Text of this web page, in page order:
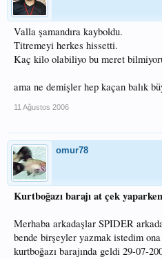
Valla şamandıra kayboldu.
Titremeyi herkes hissetti.
Kaç kilo olabiliyo bu meret
ama ne demişler hep kaçan balık
11 Ağustos 2006
omur78
Kurtboğazı barajı at çek yaparken
Merhaba arkadaşlar SPIDER
bende birşeyler yazmak istedim
kurtboğazı barajında geldi 29-07-